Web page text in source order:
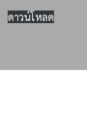
ดาวน์โหลด